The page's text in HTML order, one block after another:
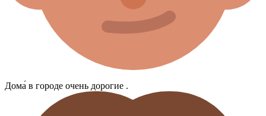
Дома́ в городе очень дорогие .